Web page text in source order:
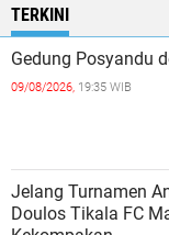
TERKINI
Gedung Posyandu
09/08/2026, 19:35 WIB
Jelang Turnamen
Doulos Tikala FC